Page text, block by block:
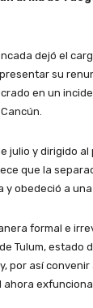
dejó el
su
en un
julio y dirigido
que la
obedeció a
formal e
Tulum, estado
por así convenir
ahora